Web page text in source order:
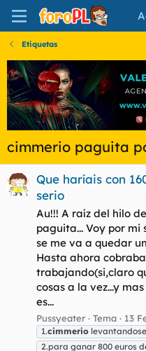
Etiquetas
cimmerio paguita
Que haríais con
serio
Au!!! A raíz del hilo
paguita... Voy por
se me va a quedar
Hasta ahora
trabajando(si,claro
cosas a la vez...y
es...
Pussyeater Tema 13
1.cimmerio
2.para ganar 800 euros